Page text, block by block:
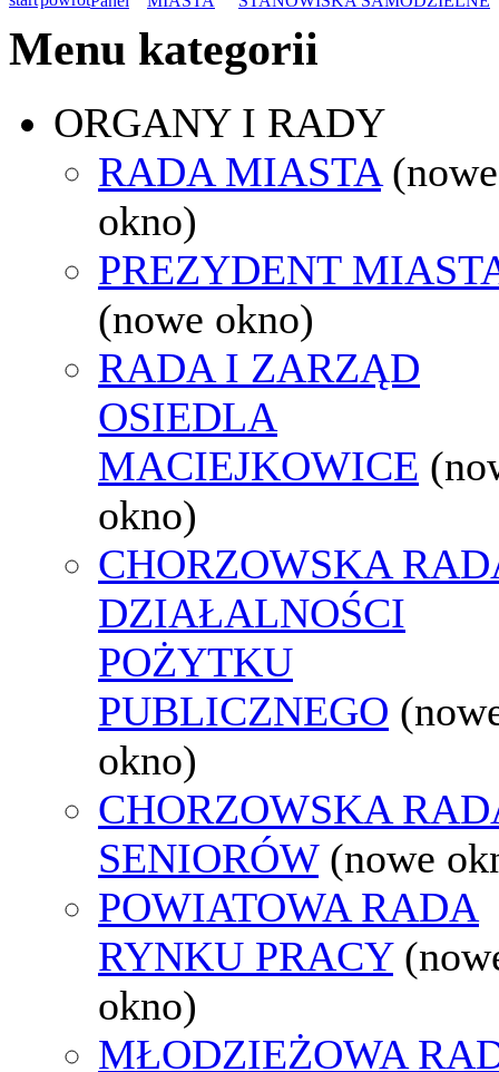
Menu kategorii
ORGANY I RADY
RADA MIASTA (nowe
okno)
PREZYDENT
(nowe okno)
RADA I ZARZĄD
OSIEDLA
MACIEJKOWICE
okno)
CHORZOWSKA
DZIAŁALNOŚCI
POŻYTKU
PUBLICZNEGO
okno)
CHORZOWSKA
SENIORÓW (nowe
POWIATOWA RADA
RYNKU PRACY
okno)
MŁODZIEŻOWA